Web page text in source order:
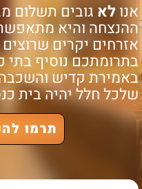
לאגובים תשלום
והיא
יקרים שרוצים
נוסיףבתי
קדיש והשכבה
חלל יהיה בית
תרמו